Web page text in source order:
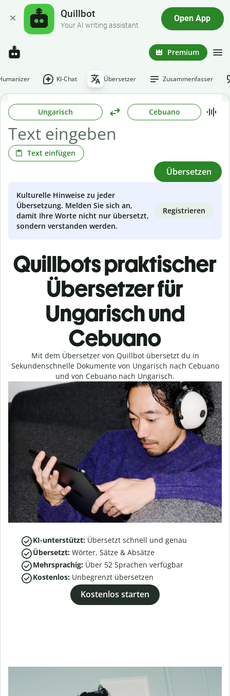
Quillbot
Your AI writing assistant
Open App
Premium
KI-Chat Übersetzer Zusammenfasser
Ungarisch Cebuano
Text einfügen
Übersetzen
Kulturelle Hinweise zu jeder
Übersetzung. Melden Sie sich an,
damit Ihre Worte nicht nur übersetzt,
sondern verstanden werden.
Registrieren
Quillbots praktischer
Übersetzer für
Ungarisch und
Cebuano
Mit dem Übersetzer von Quillbot übersetzt du in
Sekundenschnelle Dokumente von Ungarisch nach Cebuano
und von Cebuano nach Ungarisch.
KI-unterstützt: Übersetzt schnell und genau
Übersetzt: Wörter, Sätze & Absätze
Mehrsprachig: Über 52 Sprachen verfügbar
Kostenlos: Unbegrenzt übersetzen
Kostenlos starten